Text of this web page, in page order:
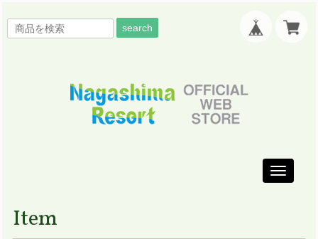
search
Toggle
Item